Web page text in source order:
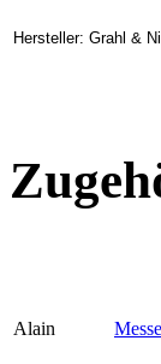
Hersteller: Grahl &
Alain